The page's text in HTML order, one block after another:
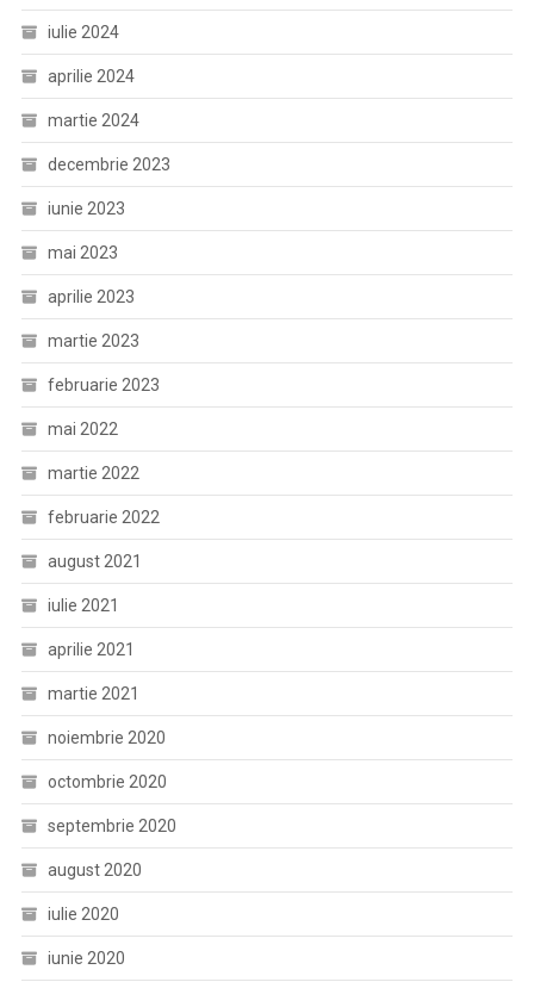
iulie 2024
aprilie 2024
martie 2024
decembrie 2023
iunie 2023
mai 2023
aprilie 2023
martie 2023
februarie 2023
mai 2022
martie 2022
februarie 2022
august 2021
iulie 2021
aprilie 2021
martie 2021
noiembrie 2020
octombrie 2020
septembrie 2020
august 2020
iulie 2020
iunie 2020